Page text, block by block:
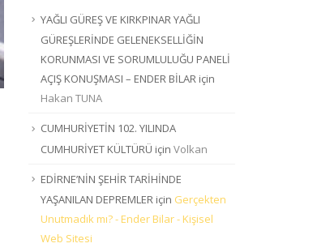
YAĞLI GÜREŞ VE KIRKPINAR YAĞLI
GÜREŞLERİNDE GELENEKSELLİĞİN
KORUNMASI VE SORUMLULUĞU PANELİ
AÇIŞ KONUŞMASI – ENDER BİLAR için
Hakan TUNA
CUMHURİYETİN 102. YILINDA
CUMHURİYET KÜLTÜRÜ için Volkan
EDİRNE’NİN ŞEHİR TARİHİNDE
YAŞANILAN DEPREMLER için Gerçekten
Unutmadık mı? - Ender Bilar - Kişisel
Web Sitesi